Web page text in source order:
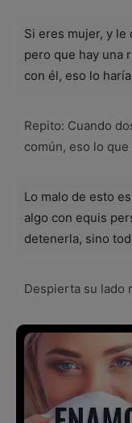
Si eres mujer, y le
pero que hay una
con él, eso lo
Repito: Cuando
común, eso lo
Lo malo de esto
algo con equis
detenerla, sino
Despierta su lado